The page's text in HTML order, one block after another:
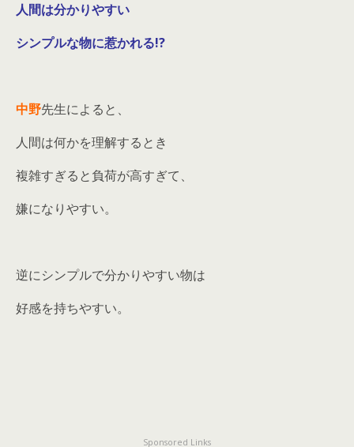
人間は分かりやすい
シンプルな物に惹かれる!?
中野先生によると、
人間は何かを理解するとき
複雑すぎると負荷が高すぎて、
嫌になりやすい。
逆にシンプルで分かりやすい物は
好感を持ちやすい。
Sponsored Links